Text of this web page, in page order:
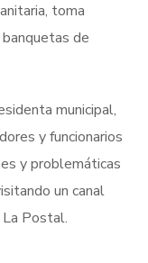
toma
de
municipal,
y funcionarios
y problemáticas
un canal
Postal.